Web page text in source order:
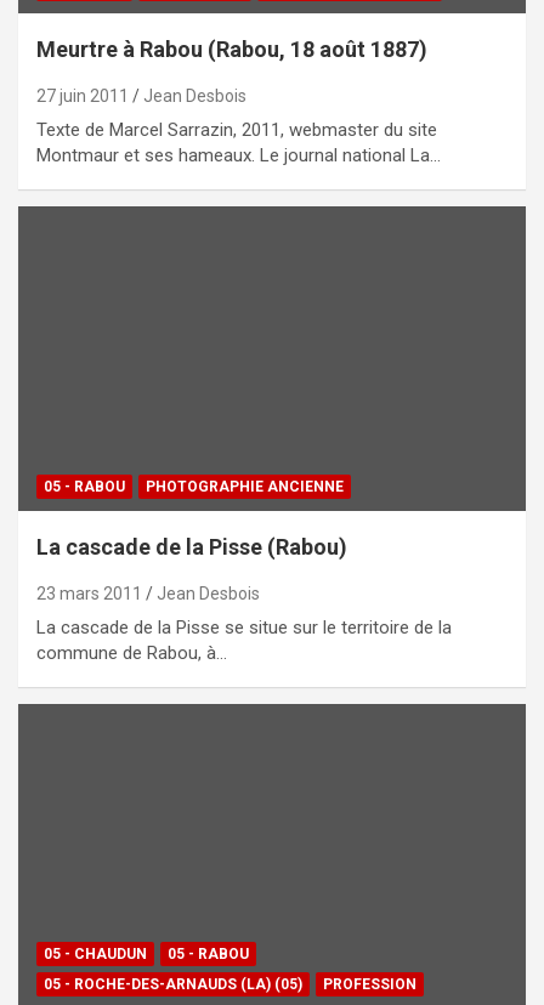
Meurtre à Rabou (Rabou, 18 août 1887)
27 juin 2011 Jean Desbois
Texte de Marcel Sarrazin, 2011, webmaster du site
Montmaur et ses hameaux. Le journal national La…
05 - RABOU PHOTOGRAPHIE ANCIENNE
La cascade de la Pisse (Rabou)
23 mars 2011 Jean Desbois
La cascade de la Pisse se situe sur le territoire de la
commune de Rabou, à…
05 - CHAUDUN
05 - RABOU
05 - ROCHE-DES-ARNAUDS (LA) (05)
PROFESSION